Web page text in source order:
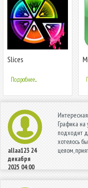
Slices
Подробнее...
allaa123 24
декабря
2025 04:00
Интересная
Графика на
подходит
хотелось
целом,